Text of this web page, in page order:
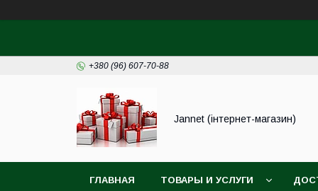
+380 (96) 607-70-88
Jannet (інтернет-магазин)
ГЛАВНАЯ ТОВАРЫ И УСЛУГИ